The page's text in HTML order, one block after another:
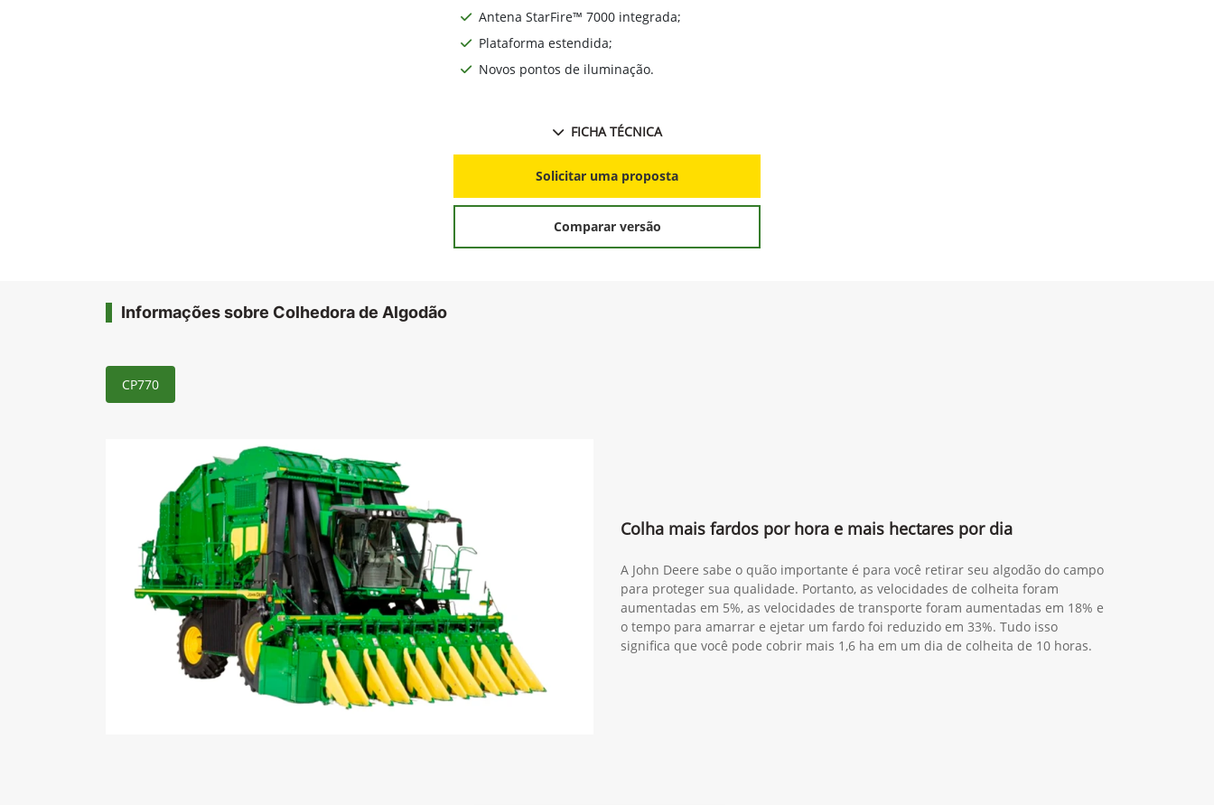
Antena StarFire™ 7000 integrada;
Plataforma estendida;
Novos pontos de iluminação.
FICHA TÉCNICA
Solicitar uma proposta
Comparar versão
Informações sobre Colhedora de Algodão
CP770
Colha mais fardos por hora e mais hectares por dia
A John Deere sabe o quão importante é para você retirar seu algodão do campo
para proteger sua qualidade. Portanto, as velocidades de colheita foram
aumentadas em 5%, as velocidades de transporte foram aumentadas em 18% e
o tempo para amarrar e ejetar um fardo foi reduzido em 33%. Tudo isso
significa que você pode cobrir mais 1,6 ha em um dia de colheita de 10 horas.